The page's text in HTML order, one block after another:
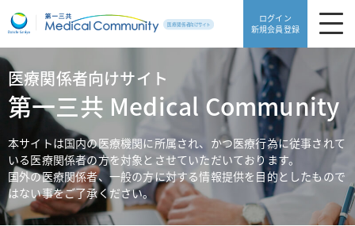
ログイン
新規会員登録
製品・安全性情報
製品・安全性情報TOP
製品一覧
販売中止品・予定一覧
領域別情報
領域別情報TOP
血栓症
Web講演会
動画ライブラリ
医療関係者向けサイト
第一三共 Medical Community
本サイトは国内の医療機関に所属され、かつ医療行為に従事されて
いる医療関係者の方を対象とさせていただいております。
国外の医療関係者、一般の方に対する情報提供を目的としたもので
はない事をご了承ください。